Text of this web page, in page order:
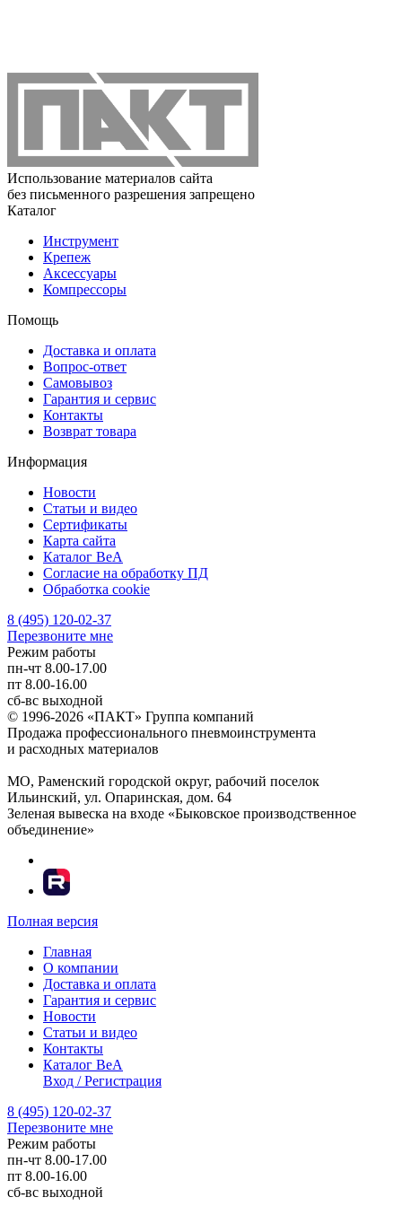
Использование материалов сайта
без письменного разрешения запрещено
Каталог
Инструмент
Крепеж
Аксессуары
Компрессоры
Помощь
Доставка и оплата
Вопрос-ответ
Самовывоз
Гарантия и сервис
Контакты
Возврат товара
Информация
Новости
Статьи и видео
Сертификаты
Карта сайта
Каталог BeA
Согласие на обработку ПД
Обработка cookie
8 (495) 120-02-37
Перезвоните мне
Режим работы
пн-чт 8.00-17.00
пт 8.00-16.00
сб-вс выходной
© 1996-2026 «ПАКТ» Группа компаний
Продажа профессионального пневмоинструмента
и расходных материалов
МО, Раменский городской округ, рабочий поселок
Ильинский, ул. Опаринская, дом. 64
Зеленая вывеска на входе «Быковское производственное
объединение»
Полная версия
Главная
О компании
Доставка и оплата
Гарантия и сервис
Новости
Статьи и видео
Контакты
Каталог BeA
Вход / Регистрация
8 (495) 120-02-37
Перезвоните мне
Режим работы
пн-чт 8.00-17.00
пт 8.00-16.00
сб-вс выходной